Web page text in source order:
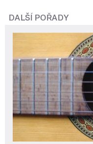
DALŠÍ POŘADY